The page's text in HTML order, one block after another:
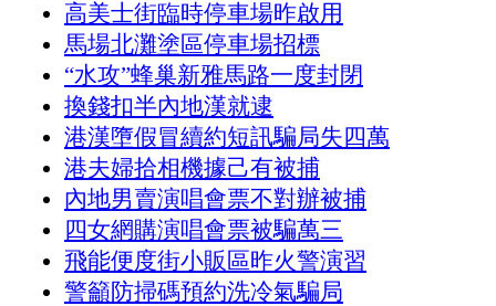
高美士街臨時停車場昨啟用
馬場北灘塗區停車場招標
“水攻”蜂巢新雅馬路一度封閉
換錢扣半內地漢就逮
港漢墮假冒續約短訊騙局失四萬
港夫婦拾相機據己有被捕
內地男賣演唱會票不對辦被捕
四女網購演唱會票被騙萬三
飛能便度街小販區昨火警演習
警籲防掃碼預約洗冷氣騙局